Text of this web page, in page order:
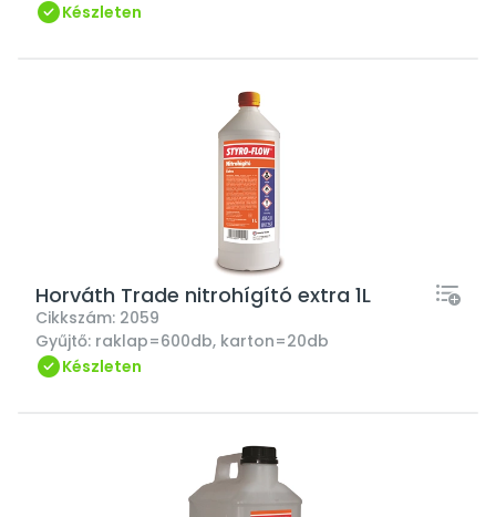
Készleten
Horváth Trade nitrohígító extra 1L
Cikkszám: 2059
Gyűjtő: raklap=600db, karton=20db
Készleten